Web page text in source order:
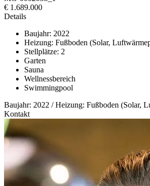
€ 1.689.000
Details
Baujahr: 2022
Heizung: Fußboden (Solar,
Stellplätze: 2
Garten
Sauna
Wellnessbereich
Swimmingpool
Baujahr: 2022 / Heizung: Fußboden (Solar,
Kontakt